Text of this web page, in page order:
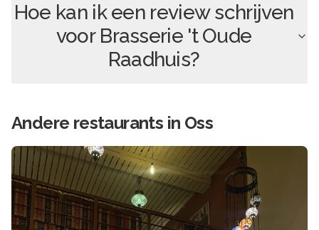
Hoe kan ik een review schrijven
voor Brasserie 't Oude
Raadhuis?
Andere restaurants in Oss